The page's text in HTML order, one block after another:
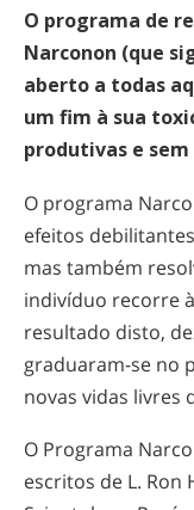
O programa de
Narconon (que
aberto a todas
um fim à sua
produtivas e
O programa
efeitos
mas também
indivíduo recorre
resultado disto,
graduaram-se no
novas vidas livres
O Programa
escritos de L.